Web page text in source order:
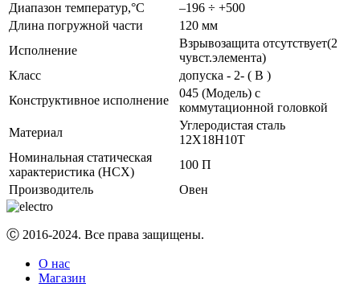
Диапазон температур,°С
–196 ÷ +500
Длина погружной части
120 мм
Исполнение
Взрывозащита отсутствует(2
чувст.элемента)
Класс
допуска - 2- ( В )
Конструктивное исполнение
045 (Модель) с
коммутационной головкой
Материал
Углеродистая сталь
12Х18Н10Т
Номинальная статическая
характеристика (НСХ)
100 П
Производитель
Овен
Ⓒ 2016-2024. Все права защищены.
О нас
Магазин